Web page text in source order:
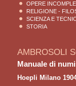
OPERE
RELIGIONE -
SCIENZA E
STORIA
AMBROSOLI
Manuale di
Hoepli Milano